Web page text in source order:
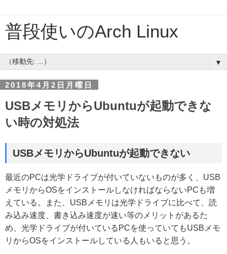
普段使いのArch Linux
▼
2018年4月2日月曜日
USBメモリからUbuntuが起動できな
い時の対処法
USBメモリからUbuntuが起動できない
最近のPCは光学ドライブが付いていないものが多く、USB
メモリからOSをインストールしなければならないPCも増
えている。また、USBメモリは光学ドライブに比べて、読
み込み速度、書き込み速度が速い等のメリットがあるた
め、光学ドライブが付いているPCを使っていてもUSBメモ
リからOSをインストールしている人もいると思う。